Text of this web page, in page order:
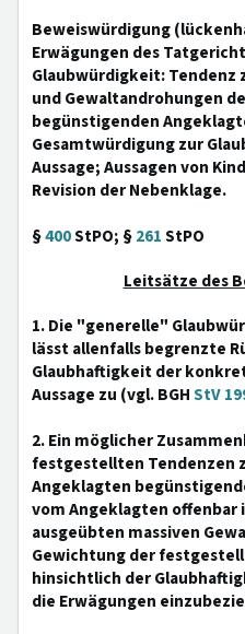
Beweiswürdigung
Erwägungen des
Glaubwürdigkeit: Tendenz
und Gewaltandrohungen
begünstigenden
Gesamtwürdigung zur
Aussage; Aussagen von
Revision der Nebenklage.
§400StPO; §261StPO
Leitsätze des
1. Die "generelle"
lässt allenfalls begrenzte
Glaubhaftigkeit der
Aussage zu (vgl. BGHStV
2. Ein möglicher
festgestellten Tendenzen
Angeklagten
vom Angeklagten offenbar
ausgeübten massiven
Gewichtung der
hinsichtlich der
die Erwägungen